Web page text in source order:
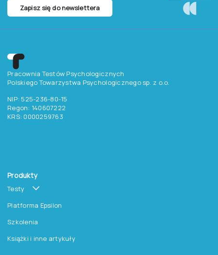
Zapisz się do newslettera
Pracownia Testów Psychologicznych
Polskiego Towarzystwa Psychologicznego sp. z o.o.
NIP: 525-236-80-15
Regon: 140607222
KRS: 0000259763
Produkty
Testy
Platforma Epsilon
Szkolenia
Książki i inne artykuły